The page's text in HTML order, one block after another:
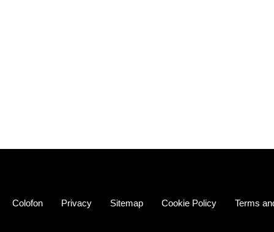
Colofon Privacy Sitemap Cookie Policy Terms